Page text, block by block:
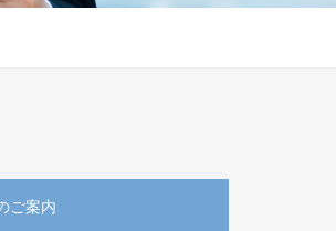
ご案内